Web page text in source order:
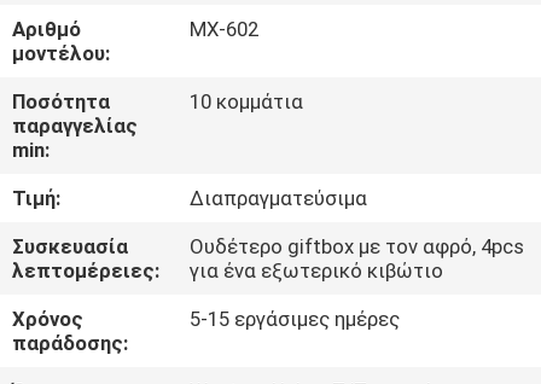
ΠΟΙΟΤΙΚΌΣ
ΈΛΕΓΧΟΣ
ΕΛΆΤΕ
ΣΕ
ΕΠΑΦΉ
ΜΕ
Αριθμό
μοντέλου:
MX-602
Ποσότητα
παραγγελίας
min:
10 κομμάτια
Τιμή:
Διαπραγματεύσιμα
Συσκευασία
λεπτομέρειες:
Ουδέτερο giftbox με τον αφρό, 4pcs
για ένα εξωτερικό κιβώτιο
Χρόνος
παράδοσης:
5-15 εργάσιμες ημέρες